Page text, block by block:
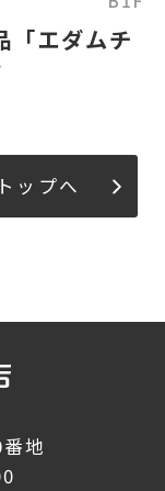
「エダムチ
ップへ
地